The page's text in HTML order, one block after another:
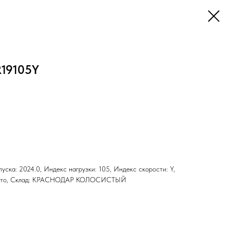
2024.0, Индекс нагрузки: 105, Индекс скорости: Y,
Склад: КРАСНОДАР КОЛОСИСТЫЙ